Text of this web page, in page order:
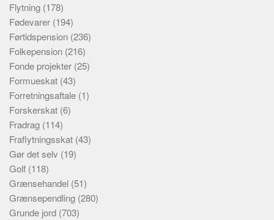
Flytning (178)
Fødevarer (194)
Førtidspension (236)
Folkepension (216)
Fonde projekter (25)
Formueskat (43)
Forretningsaftale (1)
Forskerskat (6)
Fradrag (114)
Fraflytningsskat (43)
Gør det selv (19)
Golf (118)
Grænsehandel (51)
Grænsependling (280)
Grunde jord (703)